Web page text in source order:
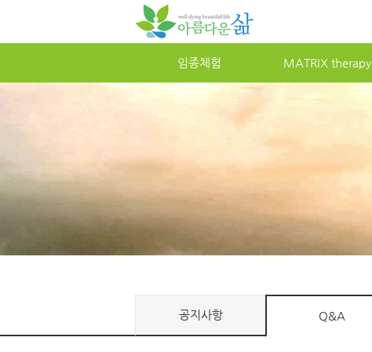
임종체험 MATRIXtherapy
공지사항 Q&A